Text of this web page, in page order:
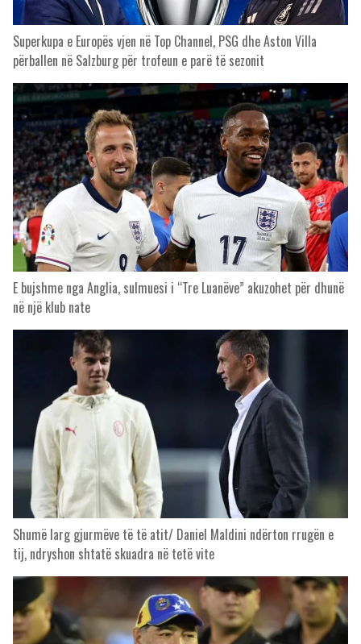
Superkupa e Europës vjen në Top Channel, PSG dhe Aston Villa
përballen në Salzburg për trofeun e parë të sezonit
E bujshme nga Anglia, sulmuesi i “Tre Luanëve” akuzohet për dhunë
në një klub nate
Shumë larg gjurmëve të të atit/ Daniel Maldini ndërton rrugën e
tij, ndryshon shtatë skuadra në tetë vite